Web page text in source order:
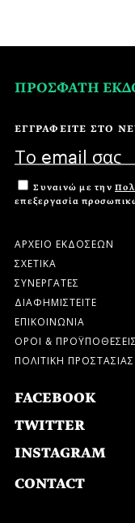
ΠΡΟΣΦΑΤΗ
ΕΓΓΡΑΦΕΙΤΕ ΣΤΟ
Συναινώ με την
επεξεργασία
ΑΡΧΕΙΟ ΕΚΔΟΣΕΩΝ
ΣΧΕΤΙΚΑ
ΣΥΝΕΡΓΑΤΕΣ
ΔΙΑΦΗΜΙΣΤΕΙΤΕ
ΕΠΙΚΟΙΝΩΝΙΑ
ΟΡΟΙ &
ΠΟΛΙΤΙΚΗ
FACEBOOK
TWITTER
INSTAGRAM
CONTACT